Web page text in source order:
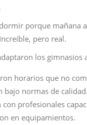
porque mañana
pero real.
los gimnasios
horarios que no
bajo normas de calidad.
con profesionales
en equipamientos.